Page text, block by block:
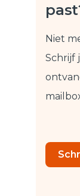
Niet
Schrijf